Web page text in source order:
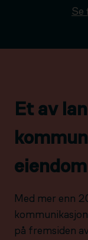
Se
Et av
eiendom
Med mer enn
på fremsiden